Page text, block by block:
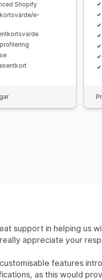
Shopify
e-
support in helping us
appreciate your
features
as this would